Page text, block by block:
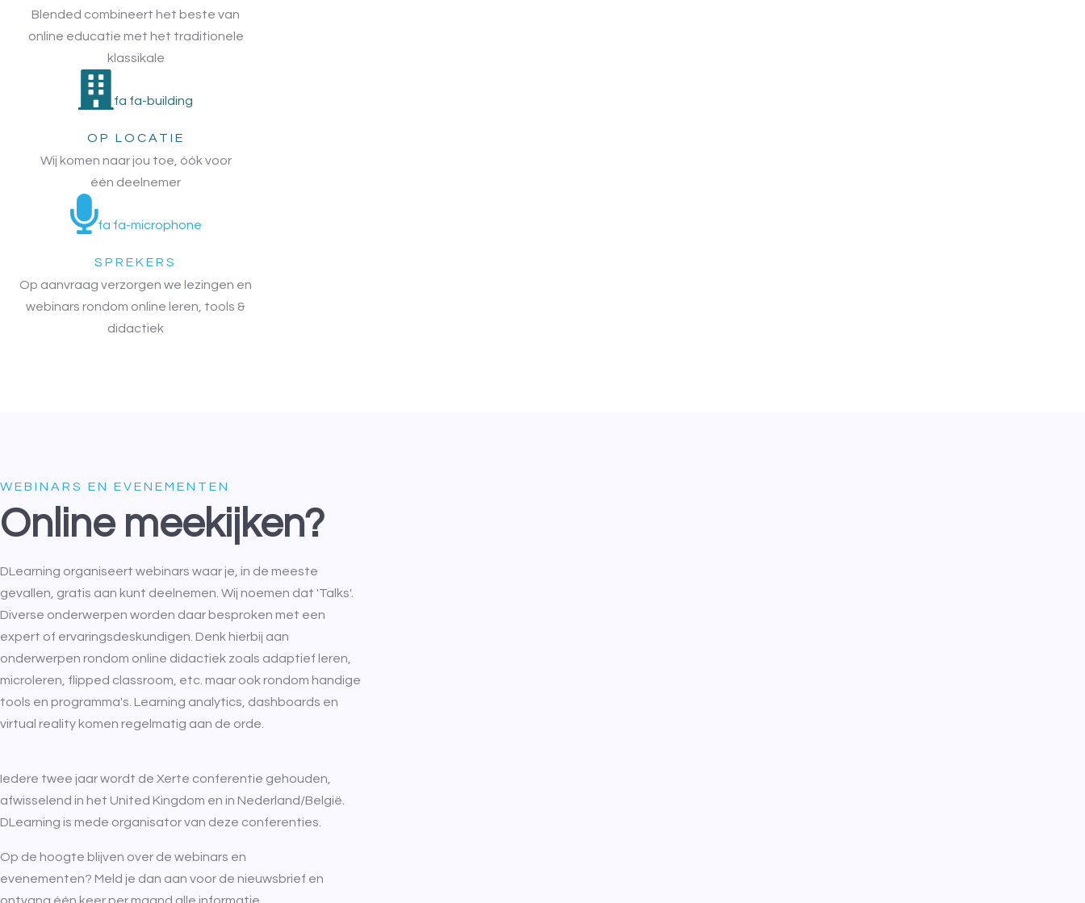
Blended combineert het beste van
online educatie met het traditionele
klassikale
fa fa-building
OP LOCATIE
Wij komen naar jou toe, óók voor
één deelnemer
fa fa-microphone
SPREKERS
Op aanvraag verzorgen we lezingen en
webinars rondom online leren, tools &
didactiek
WEBINARS EN EVENEMENTEN
Online meekijken?
DLearning organiseert webinars waar je, in de meeste
gevallen, gratis aan kunt deelnemen. Wij noemen dat 'Talks'.
Diverse onderwerpen worden daar besproken met een
expert of ervaringsdeskundigen. Denk hierbij aan
onderwerpen rondom online didactiek zoals adaptief leren,
microleren, flipped classroom, etc. maar ook rondom handige
tools en programma's. Learning analytics, dashboards en
virtual reality komen regelmatig aan de orde.
Iedere twee jaar wordt de Xerte conferentie gehouden,
afwisselend in het United Kingdom en in Nederland/België.
DLearning is mede organisator van deze conferenties.
Op de hoogte blijven over de webinars en
evenementen? Meld je dan aan voor de nieuwsbrief en